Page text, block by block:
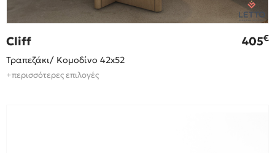
Cliff 405€
Τραπεζάκι/ Κομοδίνο 42x52
+περισσότερες επιλογές